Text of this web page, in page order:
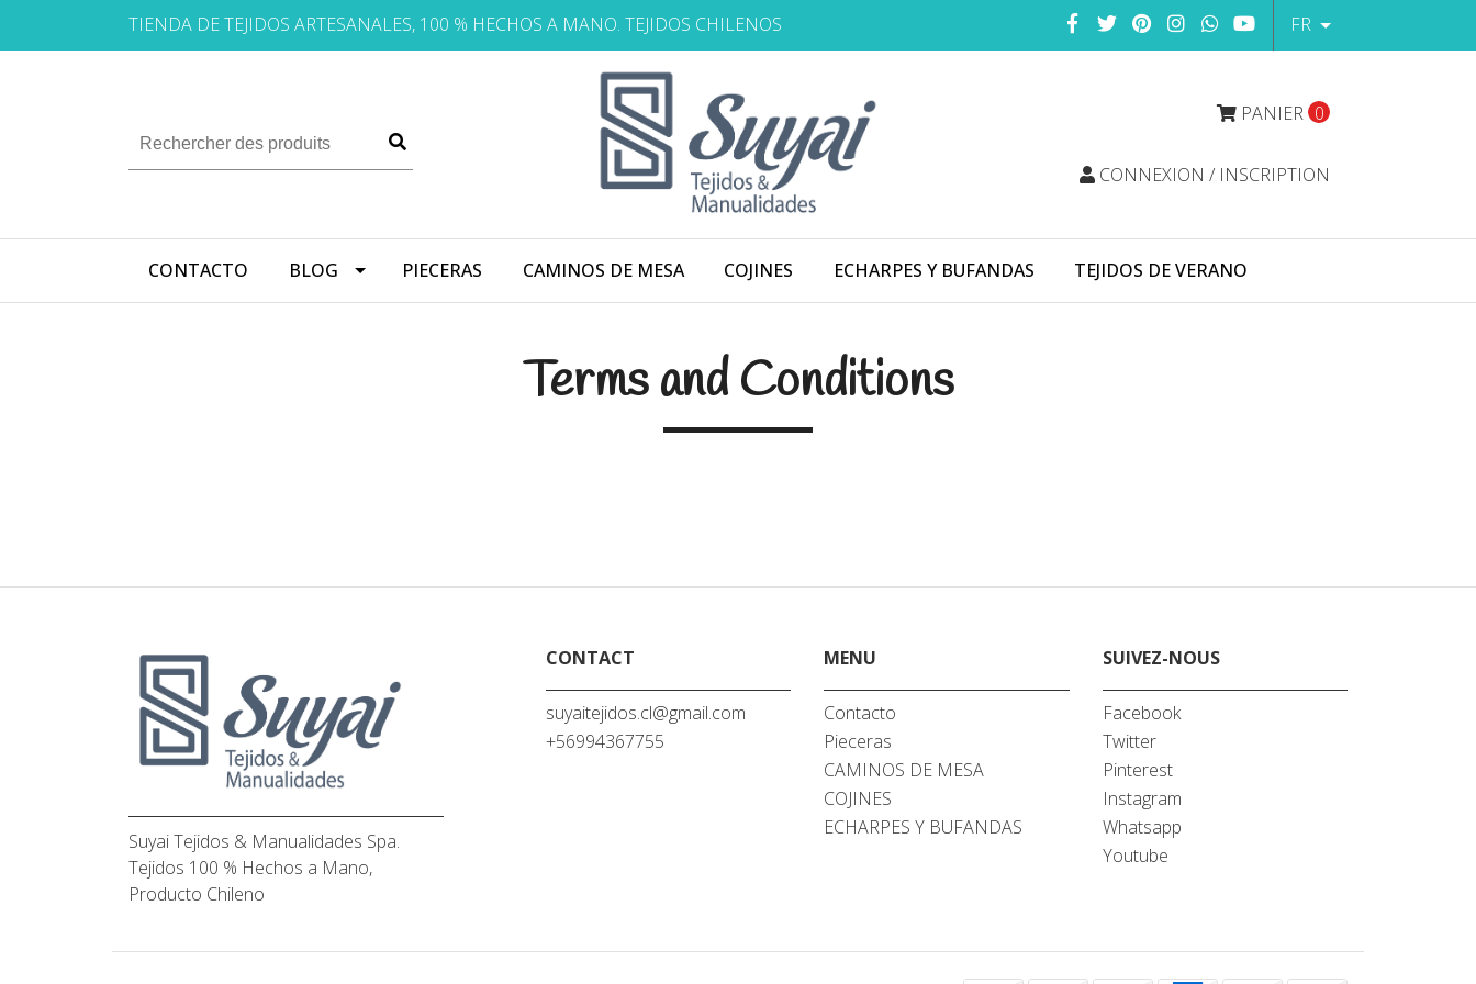
TIENDA DE TEJIDOS ARTESANALES, 100 % HECHOS A MANO. TEJIDOS CHILENOS FR
PANIER 0
CONNEXION / INSCRIPTION
CONTACTO BLOG PIECERAS CAMINOS DE MESA COJINES ECHARPES Y BUFANDAS TEJIDOS DE VERANO
Terms and Conditions
Suyai Tejidos & Manualidades Spa.
Tejidos 100 % Hechos a Mano,
Producto Chileno
CONTACT
suyaitejidos.cl@gmail.com
+56994367755
MENU
Contacto
Pieceras
CAMINOS DE MESA
COJINES
ECHARPES Y BUFANDAS
SUIVEZ-NOUS
Facebook
Twitter
Pinterest
Instagram
Whatsapp
Youtube